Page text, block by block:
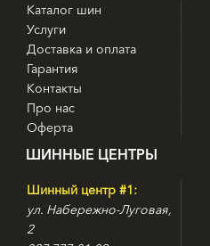
Каталог шин
Услуги
Доставка и оплата
Гарантия
Контакты
Про нас
Оферта
ШИННЫЕ ЦЕНТРЫ
Шинный центр #1:
ул. Набережно-Луговая,
2